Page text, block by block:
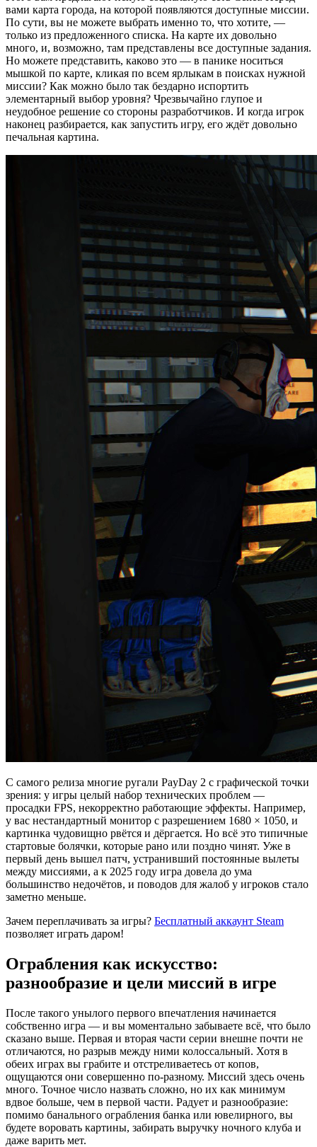
вами карта города, на которой появляются доступные миссии.
По сути, вы не можете выбрать именно то, что хотите, —
только из предложенного списка. На карте их довольно
много, и, возможно, там представлены все доступные задания.
Но можете представить, каково это — в панике носиться
мышкой по карте, кликая по всем ярлыкам в поисках нужной
миссии? Как можно было так бездарно испортить
элементарный выбор уровня? Чрезвычайно глупое и
неудобное решение со стороны разработчиков. И когда игрок
наконец разбирается, как запустить игру, его ждёт довольно
печальная картина.
С самого релиза многие ругали PayDay 2 с графической точки
зрения: у игры целый набор технических проблем —
просадки FPS, некорректно работающие эффекты. Например,
у вас нестандартный монитор с разрешением 1680 × 1050, и
картинка чудовищно рвётся и дёргается. Но всё это типичные
стартовые болячки, которые рано или поздно чинят. Уже в
первый день вышел патч, устранивший постоянные вылеты
между миссиями, а к 2025 году игра довела до ума
большинство недочётов, и поводов для жалоб у игроков стало
заметно меньше.
Зачем переплачивать за игры? Бесплатный аккаунт Steam
позволяет играть даром!
Ограбления как искусство:
разнообразие и цели миссий в игре
После такого унылого первого впечатления начинается
собственно игра — и вы моментально забываете всё, что было
сказано выше. Первая и вторая части серии внешне почти не
отличаются, но разрыв между ними колоссальный. Хотя в
обеих играх вы грабите и отстреливаетесь от копов,
ощущаются они совершенно по-разному. Миссий здесь очень
много. Точное число назвать сложно, но их как минимум
вдвое больше, чем в первой части. Радует и разнообразие:
помимо банального ограбления банка или ювелирного, вы
будете воровать картины, забирать выручку ночного клуба и
даже варить мет.